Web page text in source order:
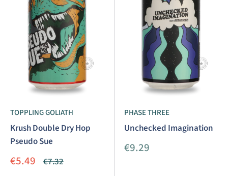
TOPPLING GOLIATH
Krush Double Dry Hop
Pseudo Sue
Aanbiedingsprijs
€5.49 Normale
€7.32
PHASE THREE
Unchecked Imagination
Aanbiedingsprijs
€9.29